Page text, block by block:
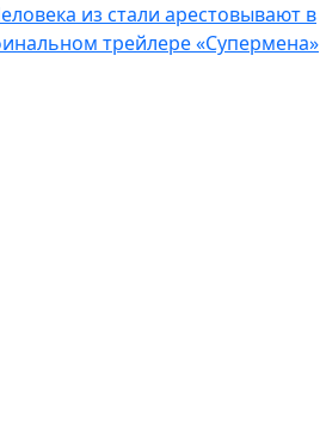
из стали арестовывают в
трейлере «Супермена»